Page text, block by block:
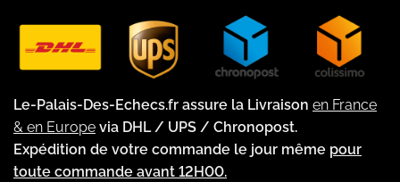
Le-Palais-Des-Echecs.fr assure la Livraison en France
& en Europe via DHL / UPS / Chronopost.
Expédition de votre commande le jour même pour
toute commande avant 12H00.